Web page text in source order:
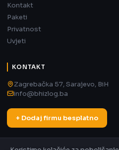
Kontakt
Paketi
Privatnost
Uvjeti
KONTAKT
Zagrebačka 57, Sarajevo, BiH
info@bhizlog.ba
+ Dodaj firmu besplatno